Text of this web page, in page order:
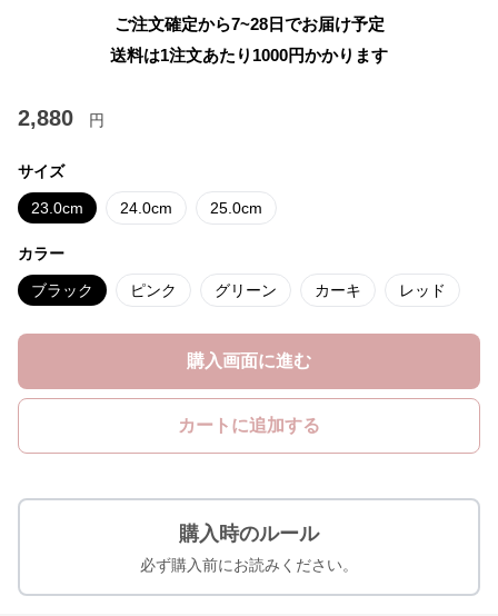
ご注文確定から7~28日でお届け予定
送料は1注文あたり 1000円かかります
2,880 円
サイズ
23.0cm 24.0cm 25.0cm
カラー
ブラック ピンク グリーン カーキ レッド
購入画面に進む
カートに追加する
購入時のルール
必ず購入前にお読みください。